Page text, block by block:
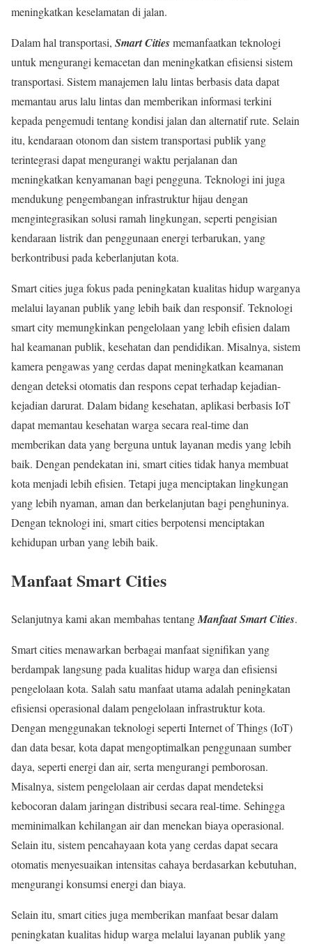
meningkatkan keselamatan di jalan.
Dalam hal transportasi, Smart Citiesmemanfaatkan teknologi
untuk mengurangi kemacetan dan meningkatkan efisiensi sistem
transportasi. Sistem manajemen lalu lintas berbasis data dapat
memantau arus lalu lintas dan memberikan informasi terkini
kepada pengemudi tentang kondisi jalan dan alternatif rute. Selain
itu, kendaraan otonom dan sistem transportasi publik yang
terintegrasi dapat mengurangi waktu perjalanan dan
meningkatkan kenyamanan bagi pengguna. Teknologi ini juga
mendukung pengembangan infrastruktur hijau dengan
mengintegrasikan solusi ramah lingkungan, seperti pengisian
kendaraan listrik dan penggunaan energi terbarukan, yang
berkontribusi pada keberlanjutan kota.
Smart cities juga fokus pada peningkatan kualitas hidup warganya
melalui layanan publik yang lebih baik dan responsif. Teknologi
smart city memungkinkan pengelolaan yang lebih efisien dalam
hal keamanan publik, kesehatan dan pendidikan. Misalnya, sistem
kamera pengawas yang cerdas dapat meningkatkan keamanan
dengan deteksi otomatis dan respons cepat terhadap kejadian-
kejadian darurat. Dalam bidang kesehatan, aplikasi berbasis IoT
dapat memantau kesehatan warga secara real-time dan
memberikan data yang berguna untuk layanan medis yang lebih
baik. Dengan pendekatan ini, smart cities tidak hanya membuat
kota menjadi lebih efisien. Tetapi juga menciptakan lingkungan
yang lebih nyaman, aman dan berkelanjutan bagi penghuninya.
Dengan teknologi ini, smart cities berpotensi menciptakan
kehidupan urban yang lebih baik.
Manfaat Smart Cities
Selanjutnya kami akan membahas tentangManfaat Smart Cities.
Smart cities menawarkan berbagai manfaat signifikan yang
berdampak langsung pada kualitas hidup warga dan efisiensi
pengelolaan kota. Salah satu manfaat utama adalah peningkatan
efisiensi operasional dalam pengelolaan infrastruktur kota.
Dengan menggunakan teknologi seperti Internet of Things (IoT)
dan data besar, kota dapat mengoptimalkan penggunaan sumber
daya, seperti energi dan air, serta mengurangi pemborosan.
Misalnya, sistem pengelolaan air cerdas dapat mendeteksi
kebocoran dalam jaringan distribusi secara real-time. Sehingga
meminimalkan kehilangan air dan menekan biaya operasional.
Selain itu, sistem pencahayaan kota yang cerdas dapat secara
otomatis menyesuaikan intensitas cahaya berdasarkan kebutuhan,
mengurangi konsumsi energi dan biaya.
Selain itu, smart cities juga memberikan manfaat besar dalam
peningkatan kualitas hidup warga melalui layanan publik yang